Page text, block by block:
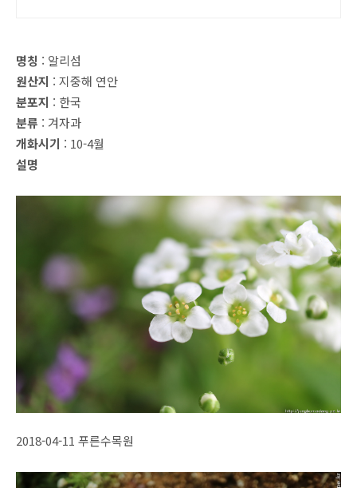
명칭 : 알리섬
원산지 : 지중해 연안
분포지 : 한국
분류 : 겨자과
개화시기 : 10-4월
설명
2018-04-11 푸른수목원